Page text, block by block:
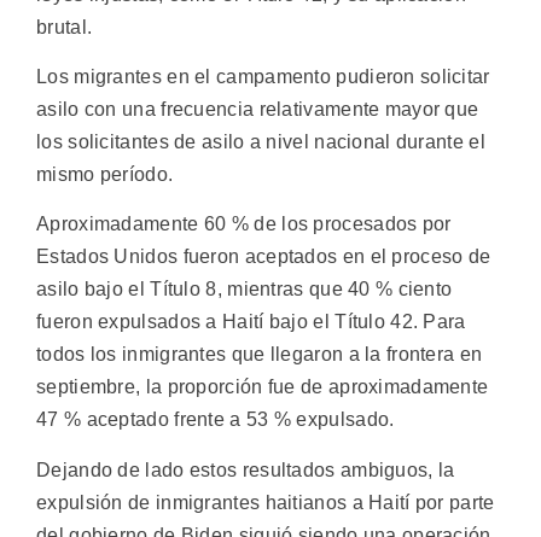
brutal.
Los migrantes en el campamento pudieron solicitar
asilo con una frecuencia relativamente mayor que
los solicitantes de asilo a nivel nacional durante el
mismo período.
Aproximadamente 60 % de los procesados por
Estados Unidos fueron aceptados en el proceso de
asilo bajo el Título 8, mientras que 40 % ciento
fueron expulsados a Haití bajo el Título 42. Para
todos los inmigrantes que llegaron a la frontera en
septiembre, la proporción fue de aproximadamente
47 % aceptado frente a 53 % expulsado.
Dejando de lado estos resultados ambiguos, la
expulsión de inmigrantes haitianos a Haití por parte